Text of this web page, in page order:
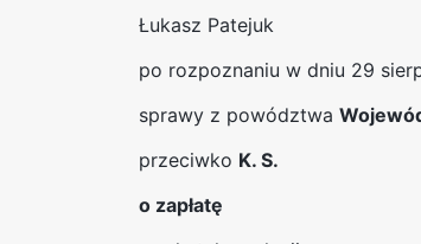
Łukasz Patejuk
po rozpoznaniu w dniu 29
sprawy z powództwa
przeciwko K. S.
o zapłatę